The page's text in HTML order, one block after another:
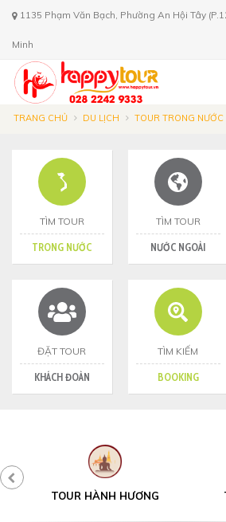
1135 Phạm Văn Bạch, Phường An Hội Tây
Minh
TRANG CHỦ DU LỊCH TOUR TRONG NƯỚC
TÌM TOUR
TRONG NƯỚC
TÌM TOUR
NƯỚC NGOÀI
ĐẶT TOUR
KHÁCH ĐOÀN
TÌM KIẾM
BOOKING
TOUR HÀNH HƯƠNG